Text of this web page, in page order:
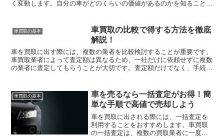
く変動します。自分の車がどのくらいの価値があるのかを知ること
車買取の基本
車買取の比較で得する方法を徹底
解説！
車を買取に出す際には、複数の業者を比較検討することが重要です。
車買取業者によって査定額は異なるため、一社だけに依頼せずに複数
の業者に査定してもらうことが大切です。査定額だけでなく、手続き
車買取の基本
車を売るなら一括査定がお得！簡
単な手順で高値で売却しよう
車を買取に出される際には、一括査定を
利用することをおすすめします。車買取
の一括査定は、複数の買取業者に一度に